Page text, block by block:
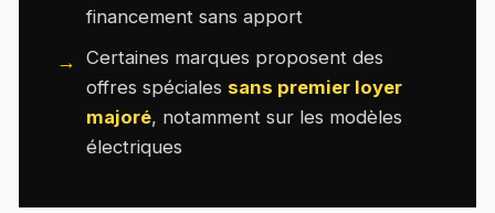
financement sans apport
Certaines marques proposent des
offres spéciales sans premier loyer
majoré, notamment sur les modèles
électriques